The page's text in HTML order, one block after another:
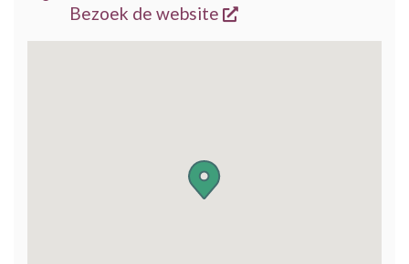
Bezoek de website
opent een nieuw